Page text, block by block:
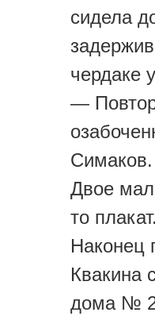
сидела
чердаке
—
Двое
то
Наконец
Квакина
дома №